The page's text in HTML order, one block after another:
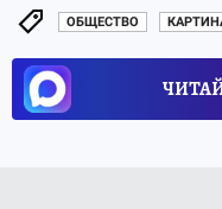
ОБЩЕСТВО